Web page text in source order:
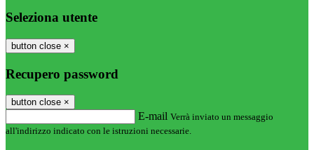
Seleziona utente
button close ×
Recupero password
button close ×
E-mail Verrà inviato un messaggio
all'indirizzo indicato con le istruzioni necessarie.